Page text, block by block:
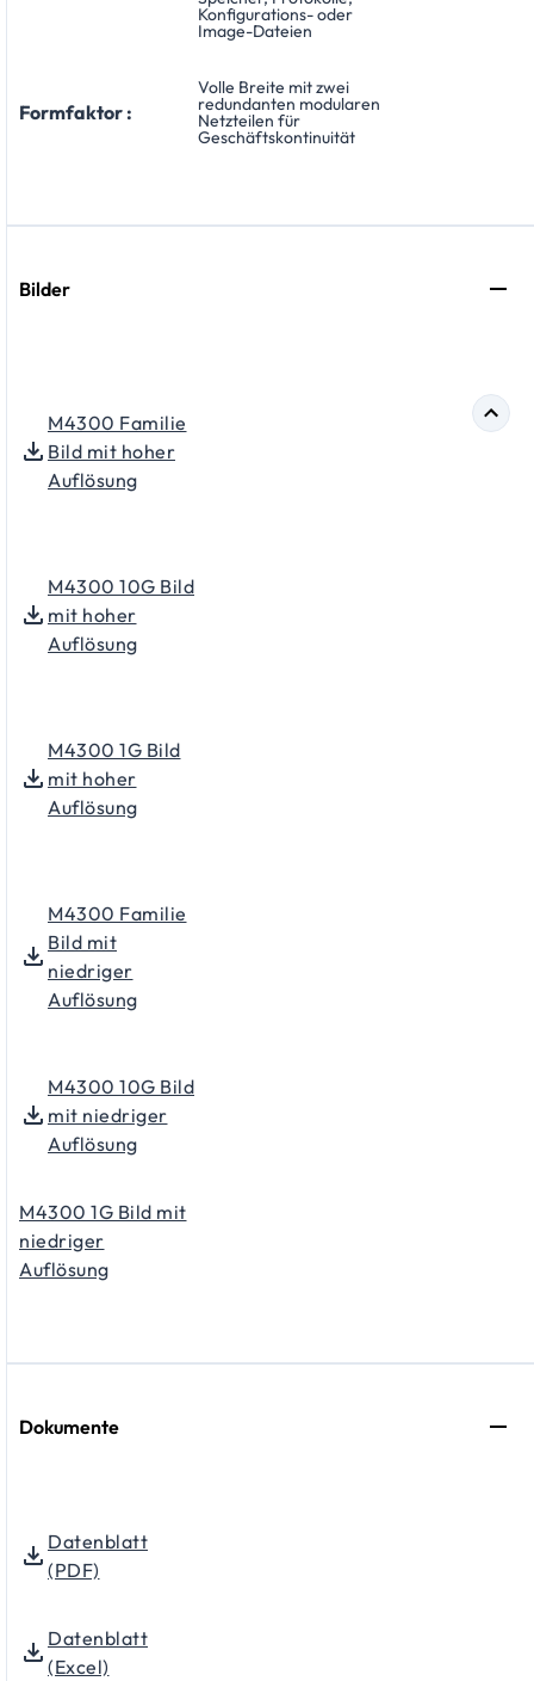
Konfigurations- oder
Image-Dateien
Formfaktor :
Volle Breite mit zwei
redundanten modularen
Netzteilen für
Geschäftskontinuität
Bilder
M4300 Familie
Bild mit hoher
Auflösung
M4300 10G Bild
mit hoher
Auflösung
M4300 1G Bild
mit hoher
Auflösung
M4300 Familie
Bild mit
niedriger
Auflösung
M4300 10G Bild
mit niedriger
Auflösung
M4300 1G Bild mit
niedriger
Auflösung
Dokumente
Datenblatt
(PDF)
Datenblatt
(Excel)